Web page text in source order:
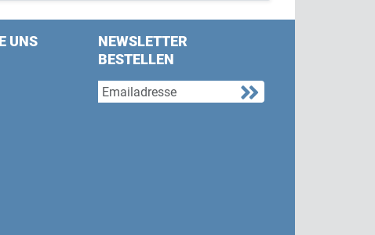
UNS
on Facebook
us on Twitter
NEWSLETTER
BESTELLEN